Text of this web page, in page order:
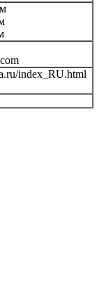
index_RU.html